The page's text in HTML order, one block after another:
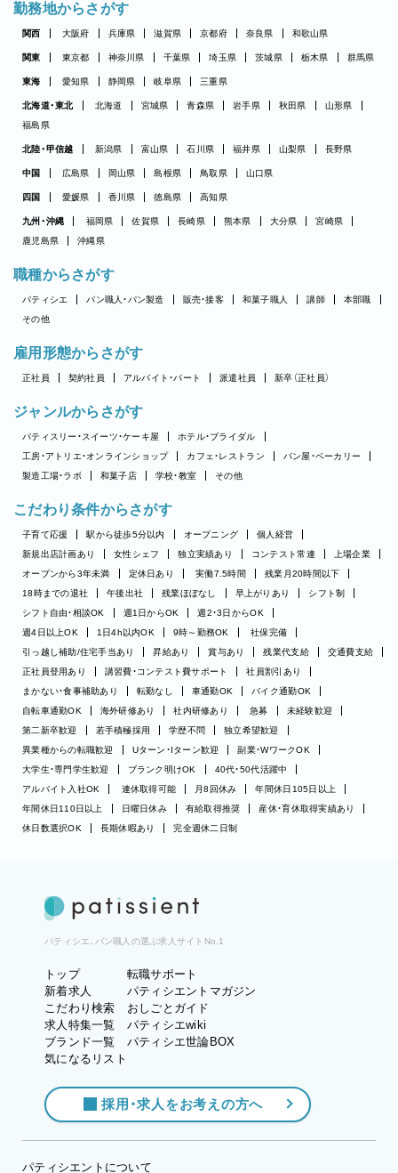
勤務地からさがす
関西 大阪府 兵庫県 滋賀県 京都府 奈良県 和歌山県
関東 東京都 神奈川県 千葉県 埼玉県 茨城県 栃木県 群馬県
東海 愛知県 静岡県 岐阜県 三重県
北海道・東北 北海道 宮城県 青森県 岩手県 秋田県
山形県
福島県
北陸・甲信越 新潟県 富山県 石川県 福井県 山梨県 長野県
中国 広島県 岡山県 島根県 鳥取県 山口県
四国 愛媛県 香川県 徳島県 高知県
九州・沖縄 福岡県 佐賀県 長崎県 熊本県 大分県
宮崎県
鹿児島県
沖縄県
職種からさがす
パティシエ パン職人・パン製造 販売・接客 和菓子職人 講師
本部職
その他
雇用形態からさがす
正社員 契約社員 アルバイト・パート 派遣社員 新卒（正社員）
ジャンルからさがす
パティスリー・スイーツ・ケーキ屋
ホテル・ブライダル
工房・アトリエ・オンラインショップ
カフェ・レストラン
パン屋・ベーカリー
製造工場・ラボ
和菓子店 学校・教室 その他
こだわり条件からさがす
子育て応援 駅から徒歩5分以内 オープニング
個人経営
新規出店計画あり
女性シェフ 独立実績あり コンテスト常連
上場企業
オープンから3年未満
定休日あり 実働7.5時間
残業月20時間以下
18時までの退社
午後出社 残業ほぼなし 早上がりあり
シフト制
シフト自由・相談OK
週1日からOK
週2・3日からOK
週4日以上OK
1日4h以内OK 9時～勤務OK
社保完備
引っ越し補助/住宅手当あり
昇給あり 賞与あり 残業代支給
交通費支給
正社員登用あり
講習費・コンテスト費サポート
社員割引あり
まかない・食事補助あり
転勤なし 車通勤OK
バイク通勤OK
自転車通勤OK
海外研修あり 社内研修あり 急募
未経験歓迎
第二新卒歓迎
若手積極採用 学歴不問
独立希望歓迎
異業種からの転職歓迎
Uターン・Iターン歓迎
副業・WワークOK
大学生・専門学生歓迎
ブランク明けOK
40代・50代活躍中
アルバイト入社OK
連休取得可能 月8回休み
年間休日105日以上
年間休日110日以上
日曜日休み 有給取得推奨
産休・育休取得実績あり
休日数選択OK
長期休暇あり 完全週休二日制
パティシエ、パン職人の選ぶ求人サイトNo.1
トップ
新着求人
こだわり検索
求人特集一覧
ブランド一覧
気になるリスト
転職サポート
パティシエントマガジン
おしごとガイド
パティシエwiki
パティシエ世論BOX
採用・求人をお考えの方へ
パティシエントについて